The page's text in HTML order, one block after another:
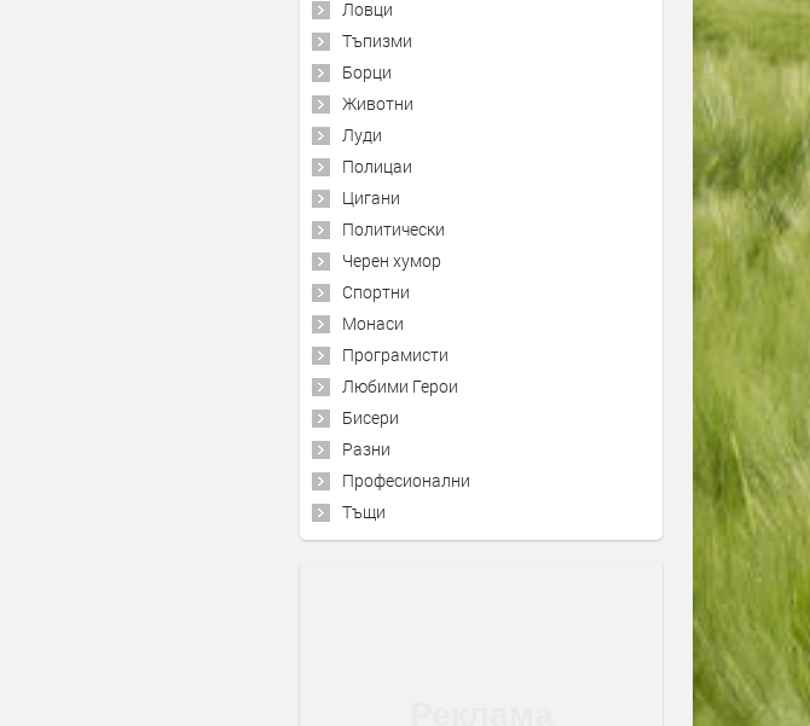
Ловци
Тъпизми
Борци
Животни
Луди
Полицаи
Цигани
Политически
Черен хумор
Спортни
Монаси
Програмисти
Любими Герои
Бисери
Разни
Професионални
Тъщи